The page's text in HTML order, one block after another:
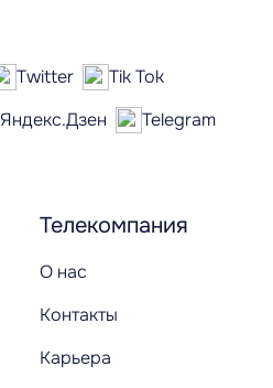
Телекомпания
О нас
Контакты
Карьера
Twitter
Tik Tok
Яндекс.Дзен
Telegram